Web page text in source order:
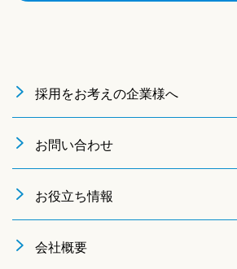
採用をお考えの企業様へ
お問い合わせ
お役立ち情報
会社概要